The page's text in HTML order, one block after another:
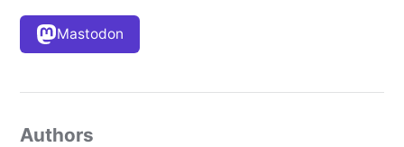
Mastodon
Authors